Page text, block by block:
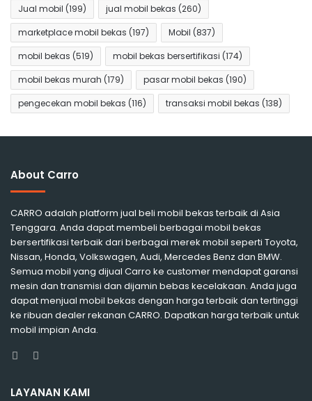
Jual mobil (199) jual mobil bekas (260)
marketplace mobil bekas (197) Mobil (837)
mobil bekas (519) mobil bekas bersertifikasi (174)
mobil bekas murah (179) pasar mobil bekas (190)
pengecekan mobil bekas (116) transaksi mobil bekas (138)
About Carro
CARRO adalah platform jual beli mobil bekas terbaik di Asia
Tenggara. Anda dapat membeli berbagai mobil bekas
bersertifikasi terbaik dari berbagai merek mobil seperti Toyota,
Nissan, Honda, Volkswagen, Audi, Mercedes Benz dan BMW.
Semua mobil yang dijual Carro ke customer mendapat garansi
mesin dan transmisi dan dijamin bebas kecelakaan. Anda juga
dapat menjual mobil bekas dengan harga terbaik dan tertinggi
ke ribuan dealer rekanan CARRO. Dapatkan harga terbaik untuk
mobil impian Anda.
Facebook
Instagram
LAYANAN KAMI